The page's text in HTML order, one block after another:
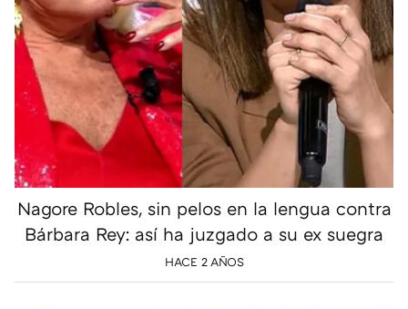
Nagore Robles, sin pelos en la lengua contra
Bárbara Rey: así ha juzgado a su ex suegra
HACE 2 AÑOS